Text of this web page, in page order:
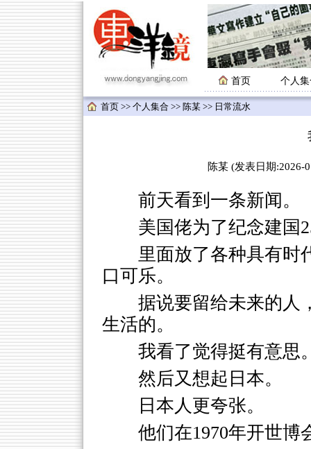
首页 个人
首页 >> 个人集合 >> 陈某 >> 日常流水
陈某 (发表日期:2026-
前天看到一条新闻。
美国佬为了纪念建国
里面放了各种具有时
口可乐。
据说要留给未来的人
生活的。
我看了觉得挺有意思
然后又想起日本。
日本人更夸张。
他们在1970年开世博